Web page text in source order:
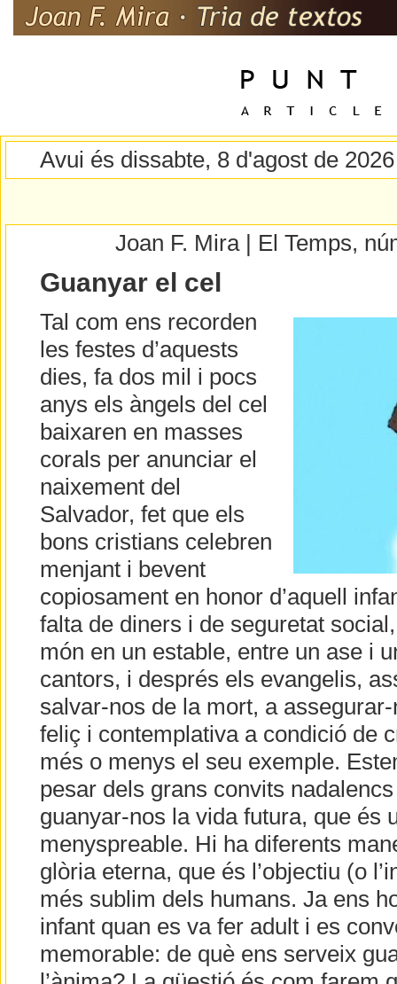
Avui és dissabte, 8 d'agost de 2026
Joan F. Mira | El Temps,
Guanyar el cel
Tal com ens recorden
les festes d’aquests
dies, fa dos mil i pocs
anys els àngels del cel
baixaren en masses
corals per anunciar el
naixement del
Salvador, fet que els
bons cristians celebren
menjant i bevent
copiosament en honor d’aquell
falta de diners i de seguretat
món en un estable, entre un ase i
cantors, i després els evangelis,
salvar-nos de la mort, a
feliç i contemplativa a condició de
més o menys el seu exemple.
pesar dels grans convits
guanyar-nos la vida futura, que és
menyspreable. Hi ha diferents
glòria eterna, que és l’objectiu (o
més sublim dels humans. Ja ens
infant quan es va fer adult i es
memorable: de què ens serveix